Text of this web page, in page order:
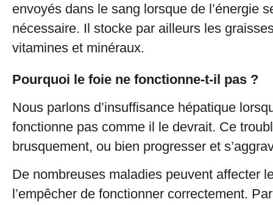
envoyés dans le sang lorsque de l’énergie
nécessaire. Il stocke par ailleurs les
vitamines et minéraux.
Pourquoi le foie ne fonctionne-t-il pas ?
Nous parlons d’insuffisance hépatique
fonctionne pas comme il le devrait. Ce
brusquement, ou bien progresser et
De nombreuses maladies peuvent affecter
l’empêcher de fonctionner correctement.